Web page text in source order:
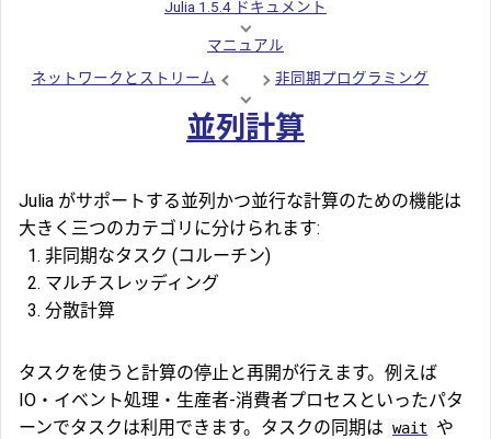
Julia 1.5.4 ドキュメント
マニュアル
ネットワークとストリーム
非同期プログラミング
並列計算
Julia がサポートする並列かつ並行な計算のための機能は
大きく三つのカテゴリに分けられます:
非同期なタスク (コルーチン)
マルチスレッディング
分散計算
タスクを使うと計算の停止と再開が行えます。例えば
IO・イベント処理・生産者-消費者プロセスといったパタ
ーンでタスクは利用できます。タスクの同期は wait や